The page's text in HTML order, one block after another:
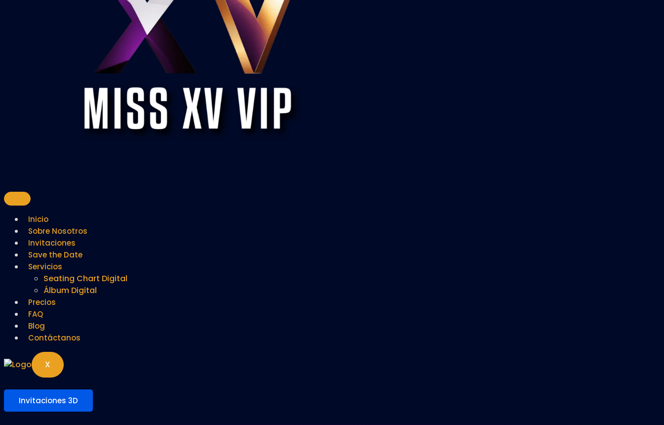
Inicio
Sobre Nosotros
Invitaciones
Save the Date
Servicios
Seating Chart Digital
Álbum Digital
Precios
FAQ
Blog
Contáctanos
X
Invitaciones 3D